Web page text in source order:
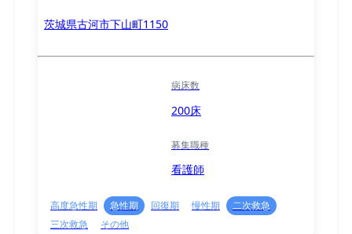
茨城県古河市下山町1150
病床数
200床
募集職種
看護師
高度急性期 急性期 回復期 慢性期
二次救急
三次救急
その他